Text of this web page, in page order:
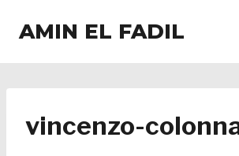
AMIN EL FADIL
vincenzo-